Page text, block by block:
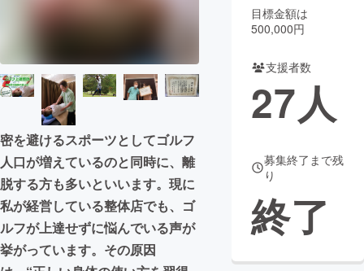
CAMPFIREふるさと納税
コミュニティ
密を避けるスポーツとしてゴルフ
人口が増えているのと同時に、離
脱する方も多いといいます。現に
私が経営している整体店でも、ゴ
ルフが上達せずに悩んでいる声が
挙がっています。その原因
目標金額は
500,000円
支援者数
27人
募集終了まで残
り
終了